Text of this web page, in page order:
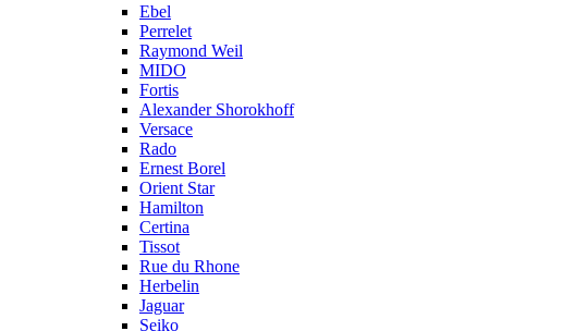
Ebel
Perrelet
Raymond Weil
MIDO
Fortis
Alexander Shorokhoff
Versace
Rado
Ernest Borel
Orient Star
Hamilton
Certina
Tissot
Rue du Rhone
Herbelin
Jaguar
Seiko